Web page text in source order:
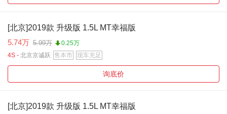
[北京]2019款 升级版 1.5L MT幸福版
5.74万 5.99万
0.25万
4S - 北京京诚跃 售本市 现车充足
询底价
[北京]2019款 升级版 1.5L MT幸福版